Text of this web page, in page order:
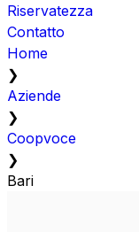
Riservatezza
Contatto
Home
❯
Aziende
❯
Coopvoce
❯
Bari